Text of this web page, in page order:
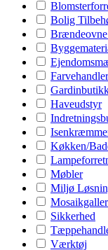
Bolig
Farvehandler
Haveudstyr
Køkken/
Møbler
Miljø
Sikkerhed
Værktøj